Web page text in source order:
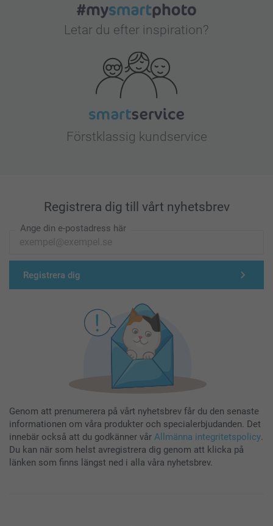
Letar du efter inspiration?
Förstklassig kundservice
Registrera dig till vårt nyhetsbrev
Ange din e-postadress här
Registrera dig
Genom att prenumerera på vårt nyhetsbrev får du den senaste
informationen om våra produkter och specialerbjudanden. Det
innebär också att du godkänner vår Allmänna integritetspolicy.
Du kan när som helst avregistrera dig genom att klicka på
länken som finns längst ned i alla våra nyhetsbrev.